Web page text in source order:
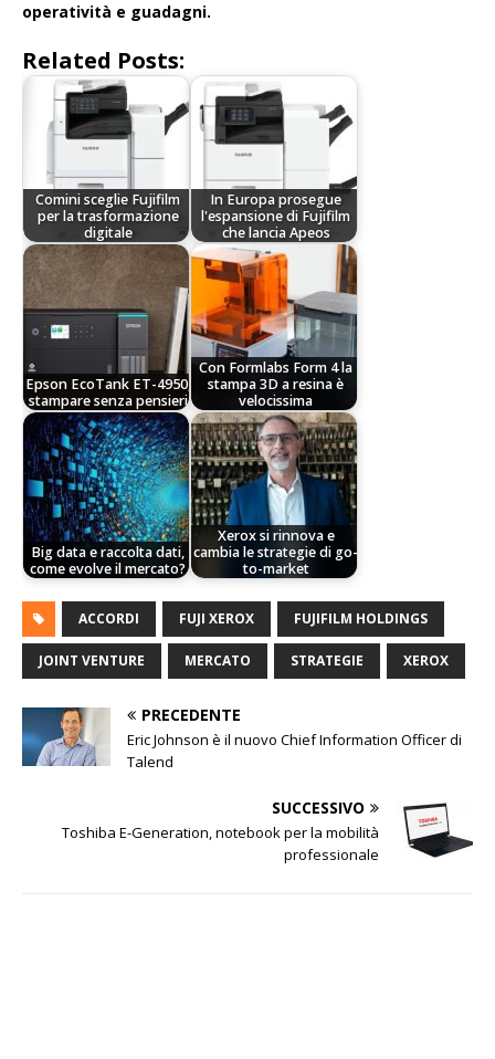
operatività e guadagni.
Related Posts:
Comini sceglie Fujifilm
per la trasformazione
digitale
In Europa prosegue
l'espansione di Fujifilm
che lancia Apeos
Epson EcoTank ET-4950,
stampare senza pensieri
Con Formlabs Form 4 la
stampa 3D a resina è
velocissima
Big data e raccolta dati,
come evolve il mercato?
Xerox si rinnova e
cambia le strategie di go-
to-market
ACCORDI FUJI XEROX FUJIFILM HOLDINGS
JOINT VENTURE MERCATO STRATEGIE XEROX
PRECEDENTE
Eric Johnson è il nuovo Chief Information Officer di
Talend
SUCCESSIVO
Toshiba E-Generation, notebook per la mobilità
professionale